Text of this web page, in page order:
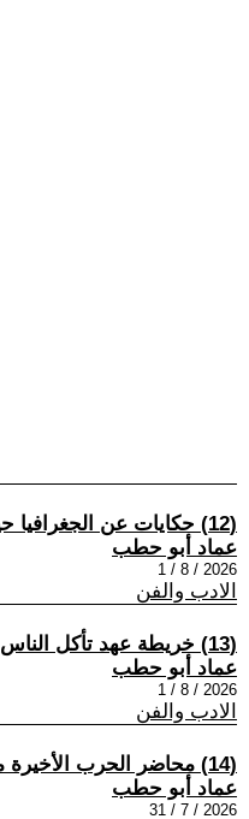
(12) حكايات عن الجغرافيا حين تصبح عقيدة
عماد أبو حطب
2026 / 8 / 1
الادب والفن
(13) خريطة عهد تأكل الناس
عماد أبو حطب
2026 / 8 / 1
الادب والفن
(14) محاضر الحرب الأخيرة مع الأنوناكي
عماد أبو حطب
2026 / 7 / 31